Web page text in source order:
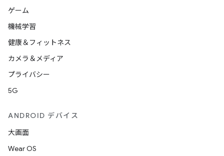
ゲーム
機械学習
健康＆フィットネス
カメラ＆メディア
プライバシー
5G
ANDROID デバイス
大画面
Wear OS